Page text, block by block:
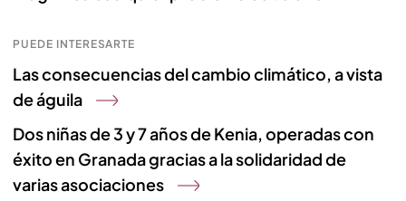
PUEDE INTERESARTE
Las consecuencias del cambio climático, a vista
de águila
Dos niñas de 3 y 7 años de Kenia, operadas con
éxito en Granada gracias a la solidaridad de
varias asociaciones